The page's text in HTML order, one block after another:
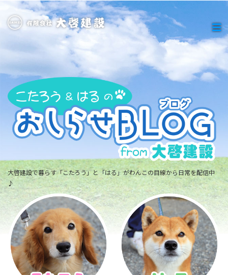
大啓建設で暮らす「こたろう」と「はる」がわんこの目線から日常を配信中
♪